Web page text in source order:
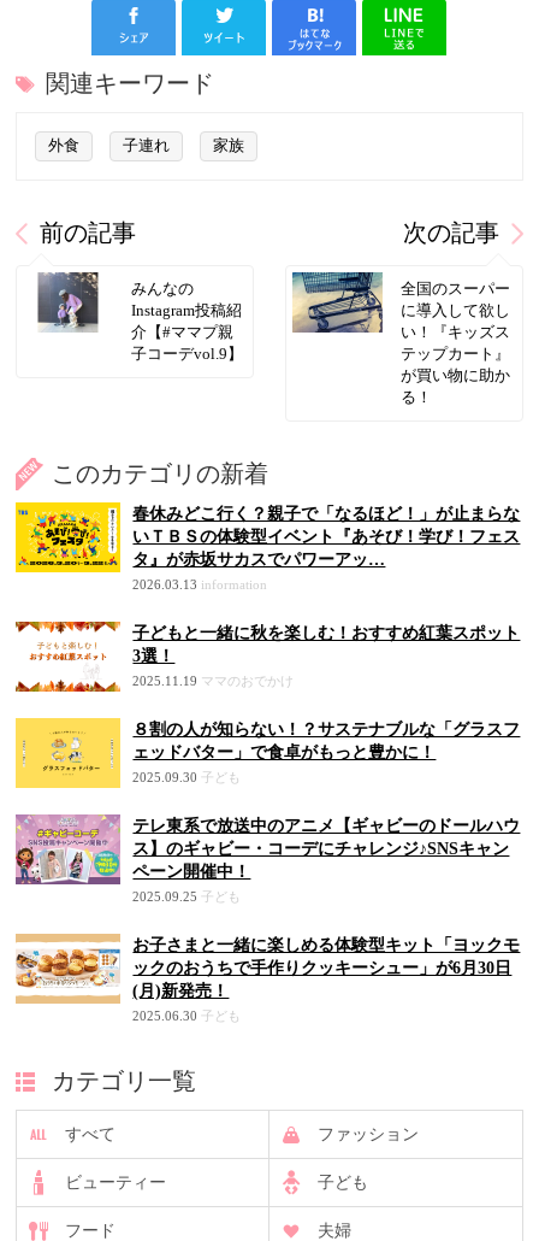
関連キーワード
外食 子連れ 家族
前の記事
みんなの
Instagram投稿紹
介【#ママプ親
子コーデvol.9】
次の記事
全国のスーパー
に導入して欲し
い！『キッズス
テップカート』
が買い物に助か
る！
このカテゴリの新着
春休みどこ行く？親子で「なるほど！」が止まらな
いＴＢＳの体験型イベント『あそび！学び！フェス
タ』が赤坂サカスでパワーアッ…
2026.03.13 information
子どもと一緒に秋を楽しむ！おすすめ紅葉スポット
3選！
2025.11.19 ママのおでかけ
８割の人が知らない！？サステナブルな「グラスフ
ェッドバター」で食卓がもっと豊かに！
2025.09.30 子ども
テレ東系で放送中のアニメ【ギャビーのドールハウ
ス】のギャビー・コーデにチャレンジ♪SNSキャン
ペーン開催中！
2025.09.25 子ども
お子さまと一緒に楽しめる体験型キット「ヨックモ
ックのおうちで手作りクッキーシュー」が6月30日
(月)新発売！
2025.06.30 子ども
カテゴリ一覧
すべて ファッション
ビューティー 子ども
フード 夫婦